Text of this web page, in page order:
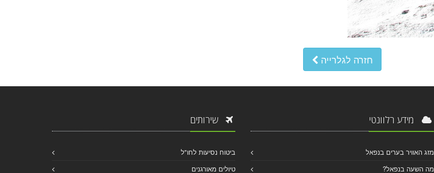
חזרה לגלרייה
מידע רלוונטי
מזג האוויר בערים בנפאל
מה השעה בנפאל?
שירותים
ביטוח נסיעות לחו"ל
טיולים מאורגנים